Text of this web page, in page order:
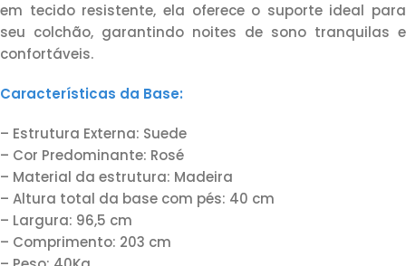
em tecido resistente, ela oferece o suporte ideal para
seu colchão, garantindo noites de sono tranquilas e
confortáveis.
Características da Base:
– Estrutura Externa: Suede
– Cor Predominante: Rosé
– Material da estrutura: Madeira
– Altura total da base com pés: 40 cm
– Largura: 96,5 cm
– Comprimento: 203 cm